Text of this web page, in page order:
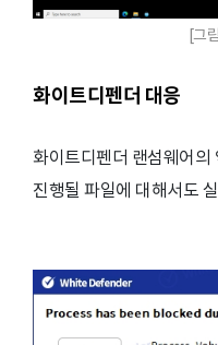
[그
화이트디펜더 대응
화이트디펜더 랜섬웨어의
진행될 파일에 대해서도